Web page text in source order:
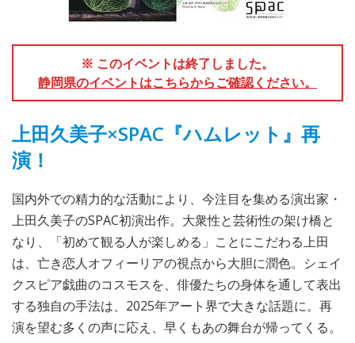
※ このイベントは終了しました。
静岡県のイベントはこちらからご確認ください。
上田久美子×SPAC『ハムレット』再
演！
国内外での精力的な活動により、今注目を集める演出家・
上田久美子のSPAC初演出作。大衆性と芸術性の架け橋と
なり、「初めて観る人が楽しめる」ことにこだわる上田
は、亡き恋人オフィーリアの視点から大胆に潤色。シェイ
クスピア戯曲のコスモスを、俳優たちの身体を通して表出
する独自の手法は、2025年アート界で大きな話題に。再
演を望む多くの声に応え、早くもあの舞台が帰ってくる。